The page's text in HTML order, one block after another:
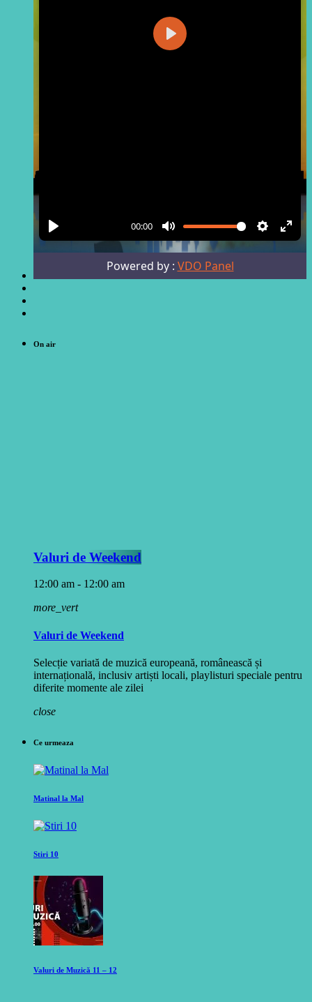
On air
Valuri de Weekend
12:00 am - 12:00 am
more_vert
Valuri de Weekend
Selecție variată de muzică europeană, românească și
internațională, inclusiv artiști locali, playlisturi speciale pentru
diferite momente ale zilei
close
Ce urmeaza
Matinal la Mal
Stiri 10
Valuri de Muzică 11 – 12